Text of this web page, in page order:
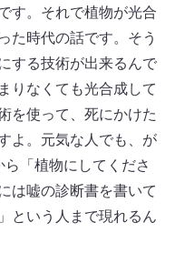
す。それで植物が光合
た時代の話です。そう
する技術が出来るんで
りなくても光合成して
を使って、死にかけた
よ。元気な人でも、が
「植物にしてくださ
は嘘の診断書を書いて
という人まで現れるん